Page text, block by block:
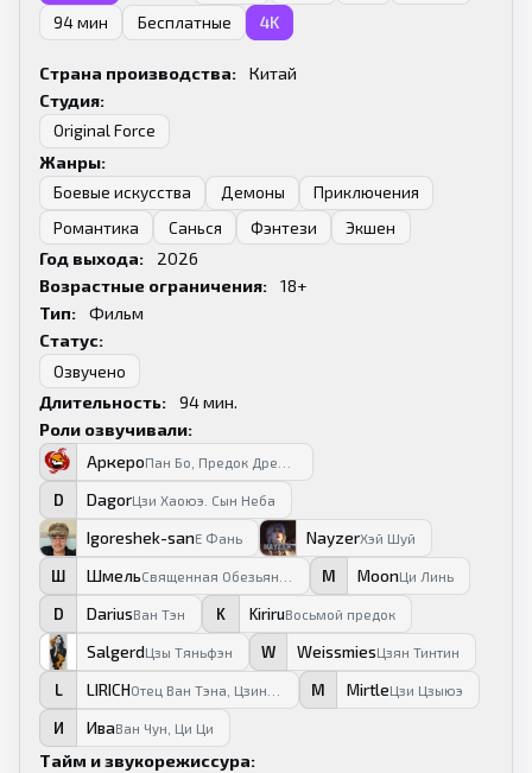
94 мин
Бесплатные 4K
Страна производства:
Китай
Студия:
Original Force
Жанры:
Боевые искусства
Демоны
Приключения
Романтика
Санься Фэнтези
Экшен
Год выхода:
2026
Возрастные ограничения:
18+
Тип:
Фильм
Статус:
Озвучено
Длительность:
94мин.
Роли озвучивали:
А Аркеро
D DagorЦзи Хаоюэ. Сын Неба
I Igoreshek-sanЕ Фань N NayzerХэй Шуй
Ш Шмель M MoonЦи Линь
D DariusВан Тэн K KiriruВосьмой предок
S SalgerdЦзы Тяньфэн W WeissmiesЦзян Тинтин
L LIRICH M MirtleЦзи Цзыюэ
И ИваВан Чун, Ци Ци
Тайм и звукорежиссура: